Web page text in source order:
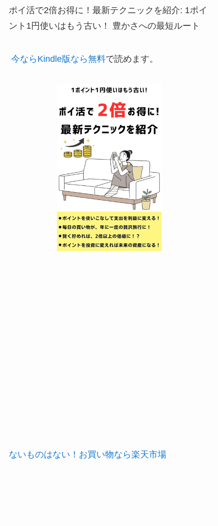
ポイ活で2倍お得に！最新テクニックを紹介: 1ポイ
ント1円使いはもう古い！ 豊かさへの最短ルート
今ならKindle版なら無料で読めます。
ないものはない！お買い物なら楽天市場